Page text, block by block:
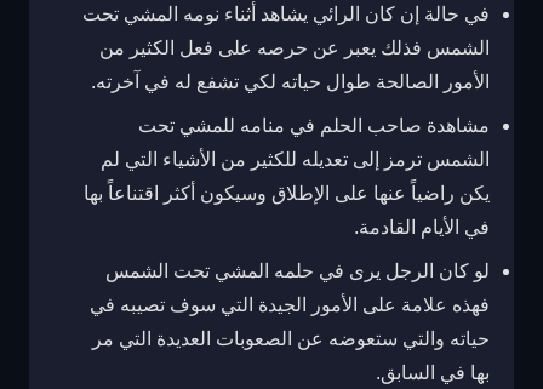
في حالة إن كان الرائي يشاهد أثناء نومه المشي تحت
الشمس فذلك يعبر عن حرصه على فعل الكثير من
الأمور الصالحة طوال حياته لكي تشفع له في آخرته.
مشاهدة صاحب الحلم في منامه للمشي تحت
الشمس ترمز إلى تعديله للكثير من الأشياء التي لم
يكن راضياً عنها على الإطلاق وسيكون أكثر اقتناعاً بها
في الأيام القادمة.
لو كان الرجل يرى في حلمه المشي تحت الشمس
فهذه علامة على الأمور الجيدة التي سوف تصيبه في
حياته والتي ستعوضه عن الصعوبات العديدة التي مر
بها في السابق.